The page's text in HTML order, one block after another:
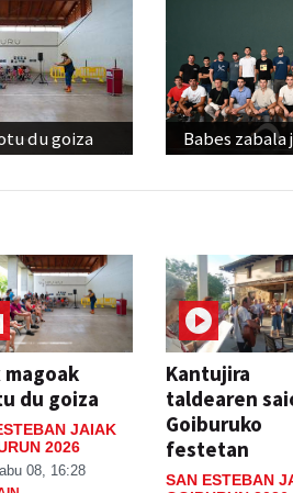
du goiza Babes zabala
magoak
du goiza
JAIAK
2026
abu 08, 16:28
Kantujira
taldearen
Goiburuko
festetan
SAN ESTEBAN